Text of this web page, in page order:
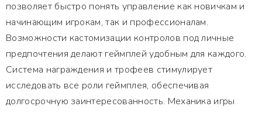
позволяет быстро понять управление как новичкам и
начинающим игрокам, так и профессионалам.
Возможности кастомизации контролов под личные
предпочтения делают геймплей удобным для каждого.
Система награждения и трофеев стимулирует
исследовать все роли геймплея, обеспечивая
долгосрочную заинтересованность. Механика игры